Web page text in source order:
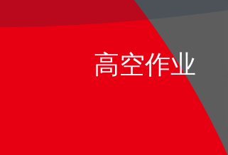
高空作业